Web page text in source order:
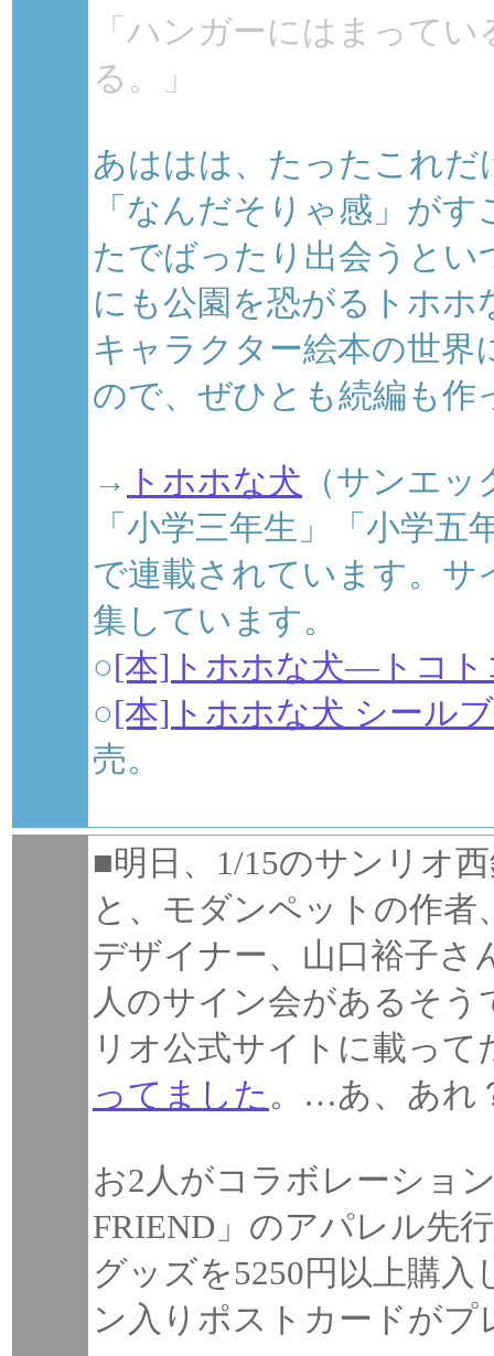
「ハンガーにはまって
る。」
あははは、たったこれ
「なんだそりゃ感」が
たでばったり出会うと
にも公園を恐がるトホ
キャラクター絵本の世
ので、ぜひとも続編も作
→ トホホな犬 （サンエ
「小学三年生」「小学
で連載されています。
集しています。
○[本]トホホな犬―トコト
○[本]トホホな犬 シール
売。
■明日、1/15のサンリオ
と、モダンペットの作
デザイナー、山口裕子さ
人のサイン会があるそ
リオ公式サイトに載っ
ってました 。…あ、あれ
お2人がコラボレーショ
FRIEND」のアパレル先
グッズを5250円以上購
ン入りポストカードが